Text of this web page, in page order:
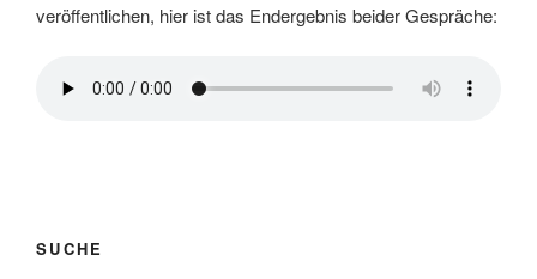
veröffentlichen, hier ist das Endergebnis beider Gespräche:
SUCHE